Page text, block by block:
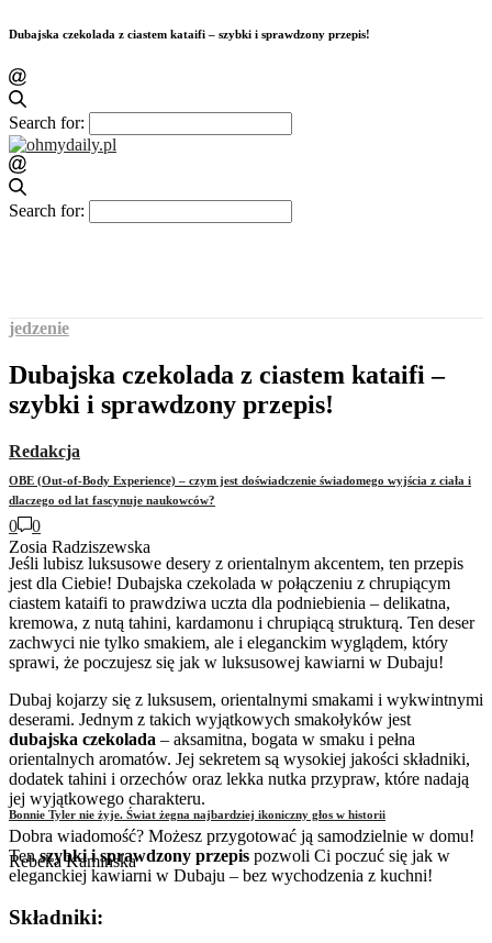
Dubajska czekolada z ciastem kataifi – szybki i sprawdzony przepis!
Search for:
Search for:
OBE (Out-of-Body Experience) – czym jest doświadczenie świadomego wyjścia z ciała i
dlaczego od lat fascynuje naukowców?
Zosia Radziszewska
Bonnie Tyler nie żyje. Świat żegna najbardziej ikoniczny głos w historii
Rebeka Kamińska
jedzenie
Dubajska czekolada z ciastem kataifi –
szybki i sprawdzony przepis!
Redakcja
0
0
Jeśli lubisz luksusowe desery z orientalnym akcentem, ten przepis
jest dla Ciebie! Dubajska czekolada w połączeniu z chrupiącym
ciastem kataifi to prawdziwa uczta dla podniebienia – delikatna,
kremowa, z nutą tahini, kardamonu i chrupiącą strukturą. Ten deser
zachwyci nie tylko smakiem, ale i eleganckim wyglądem, który
sprawi, że poczujesz się jak w luksusowej kawiarni w Dubaju!
Dubaj kojarzy się z luksusem, orientalnymi smakami i wykwintnymi
deserami. Jednym z takich wyjątkowych smakołyków jest
dubajska czekolada – aksamitna, bogata w smaku i pełna
orientalnych aromatów. Jej sekretem są wysokiej jakości składniki,
dodatek tahini i orzechów oraz lekka nutka przypraw, które nadają
jej wyjątkowego charakteru.
Dobra wiadomość? Możesz przygotować ją samodzielnie w domu!
Tenszybki i sprawdzony przepis pozwoli Ci poczuć się jak w
eleganckiej kawiarni w Dubaju – bez wychodzenia z kuchni!
Składniki: